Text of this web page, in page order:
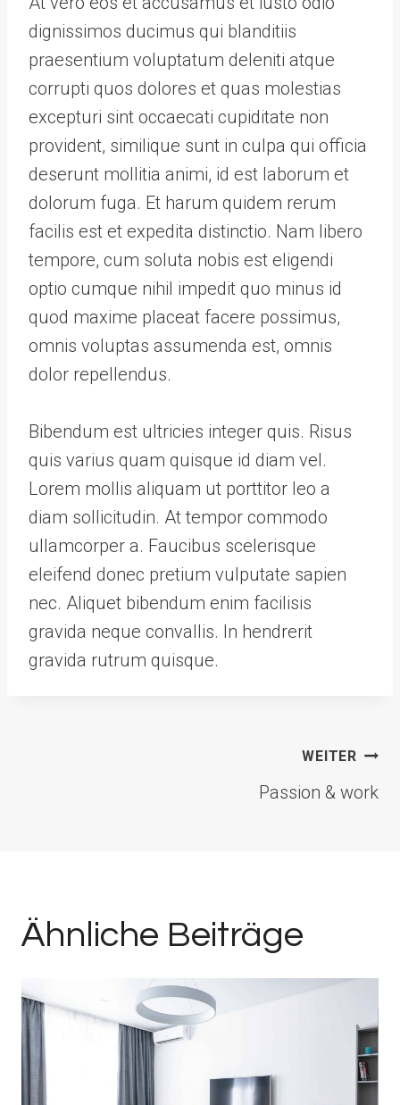
dignissimos ducimus qui blanditiis
praesentium voluptatum deleniti atque
corrupti quos dolores et quas molestias
excepturi sint occaecati cupiditate non
provident, similique sunt in culpa qui officia
deserunt mollitia animi, id est laborum et
dolorum fuga. Et harum quidem rerum
facilis est et expedita distinctio. Nam libero
tempore, cum soluta nobis est eligendi
optio cumque nihil impedit quo minus id
quod maxime placeat facere possimus,
omnis voluptas assumenda est, omnis
dolor repellendus.
Bibendum est ultricies integer quis. Risus
quis varius quam quisque id diam vel.
Lorem mollis aliquam ut porttitor leo a
diam sollicitudin. At tempor commodo
ullamcorper a. Faucibus scelerisque
eleifend donec pretium vulputate sapien
nec. Aliquet bibendum enim facilisis
gravida neque convallis. In hendrerit
gravida rutrum quisque.
WEITER
Passion & work
Ähnliche Beiträge